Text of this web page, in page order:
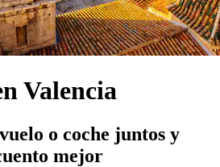
Valencia
o coche juntos y
mejor